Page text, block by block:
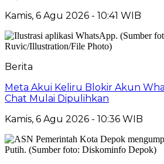
Kamis, 6 Agu 2026 - 10:41 WIB
Berita
Meta Akui Keliru Blokir Akun
Chat Mulai Dipulihkan
Kamis, 6 Agu 2026 - 10:36 WIB